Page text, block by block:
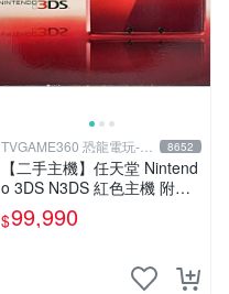
TVGAME360 恐龍電玩-台
中店
8652
【二手主機】任天堂 Nintend
o 3DS N3DS 紅色主機 附充
電器【台中恐龍電玩】
$99,990